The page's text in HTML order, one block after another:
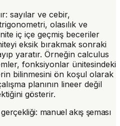
sayılar ve cebir,
olasılık ve
iç içe geçmiş beceriler
eksik bırakmak sonraki
yaratır. Örneğin calculus
fonksiyonlar ünitesindeki
bilinmesini ön koşul olarak
planının lineer değil
gösterir.
manuel akış şeması